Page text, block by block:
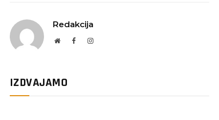
Redakcija
WebsiteFacebookInstagram
IZDVAJAMO